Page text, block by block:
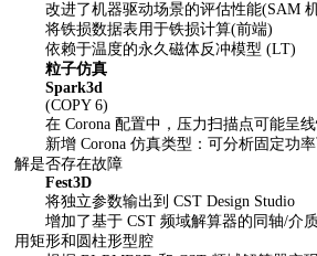
改进了机器驱动场景的评估性能(SAM
将铁损数据表用于铁损计算(前端)
依赖于温度的永久磁体反冲模型 (LT)
粒子仿真
Spark3d
(COPY 6)
在 Corona 配置中，压力扫描点可能呈线
新增 Corona 仿真类型：可分析固定功率
解是否存在故障
Fest3D
将独立参数输出到 CST Design Studio
增加了基于 CST 频域解算器的同轴/介
用矩形和圆柱形型腔